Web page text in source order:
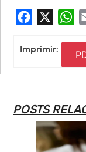
Facebook
Imprimir:
POSTS